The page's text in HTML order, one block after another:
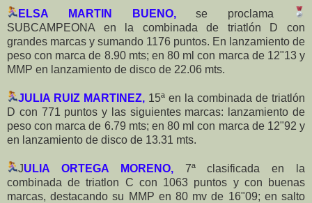
ELSA MARTIN BUENO,se proclama
SUBCAMPEONA en la combinada de triatlón D con
grandes marcas y sumando 1176 puntos. En lanzamiento de
peso con marca de 8.90 mts; en 80 ml con marca de 12"13 y
MMP en lanzamiento de disco de 22.06 mts.
JULIA RUIZ MARTINEZ, 15ª en la combinada de triatlón
D con 771 puntos y las siguientes marcas: lanzamiento de
peso con marca de 6.79 mts; en 80 ml con marca de 12"92 y
en lanzamiento de disco de 13.31 mts.
JULIA ORTEGA MORENO, 7ª clasificada en la
combinada de triatlon C con 1063 puntos y con buenas
marcas, destacando su MMP en 80 mv de 16"09; en salto